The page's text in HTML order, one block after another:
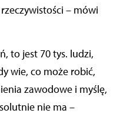
– mówi
to jest 70 tys. ludzi,
wie, co może robić,
zawodowe i myślę,
nie ma –